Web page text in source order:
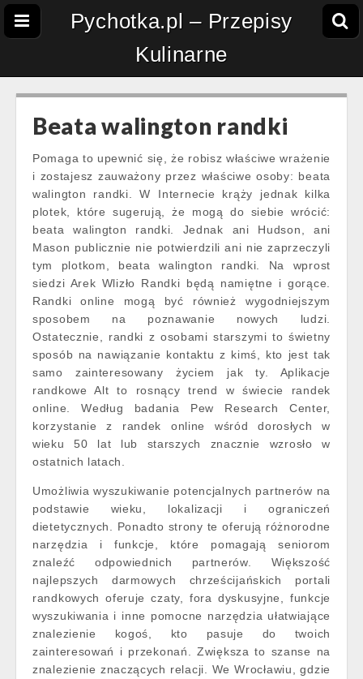
Pychotka.pl – Przepisy
Kulinarne
Beata walington randki
Pomaga to upewnić się, że robisz właściwe wrażenie
i zostajesz zauważony przez właściwe osoby: beata
walington randki. W Internecie krąży jednak kilka
plotek, które sugerują, że mogą do siebie wrócić:
beata walington randki. Jednak ani Hudson, ani
Mason publicznie nie potwierdzili ani nie zaprzeczyli
tym plotkom, beata walington randki. Na wprost
siedzi Arek Wlizło Randki będą namiętne i gorące.
Randki online mogą być również wygodniejszym
sposobem na poznawanie nowych ludzi.
Ostatecznie, randki z osobami starszymi to świetny
sposób na nawiązanie kontaktu z kimś, kto jest tak
samo zainteresowany życiem jak ty. Aplikacje
randkowe Alt to rosnący trend w świecie randek
online. Według badania Pew Research Center,
korzystanie z randek online wśród dorosłych w
wieku 50 lat lub starszych znacznie wzrosło w
ostatnich latach.
Umożliwia wyszukiwanie potencjalnych partnerów na
podstawie wieku, lokalizacji i ograniczeń
dietetycznych. Ponadto strony te oferują różnorodne
narzędzia i funkcje, które pomagają seniorom
znaleźć odpowiednich partnerów. Większość
najlepszych darmowych chrześcijańskich portali
randkowych oferuje czaty, fora dyskusyjne, funkcje
wyszukiwania i inne pomocne narzędzia ułatwiające
znalezienie kogoś, kto pasuje do twoich
zainteresowań i przekonań. Zwiększa to szanse na
znalezienie znaczących relacji. We Wrocławiu, gdzie